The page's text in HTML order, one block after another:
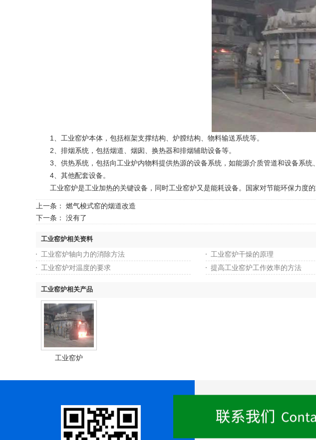
1、工业窑炉本体，包括框架支撑结构、炉膛结构、物料输送系统等。
2、排烟系统，包括烟道、烟囱、换热器和排烟辅助设备等。
3、供热系统，包括向工业炉内物料提供热源的设备系统，如能源介质管道和设备系统
4、其他配套设备。
工业窑炉是工业加热的关键设备，同时工业窑炉又是能耗设备。国家对节能环保力度的
上一条： 燃气梭式窑的烟道改造
下一条： 没有了
工业窑炉相关资料
工业窑炉轴向力的消除方法 工业窑炉干燥的原理
工业窑炉对温度的要求
提高工业窑炉工作效率的方法
工业窑炉相关产品
工业窑炉